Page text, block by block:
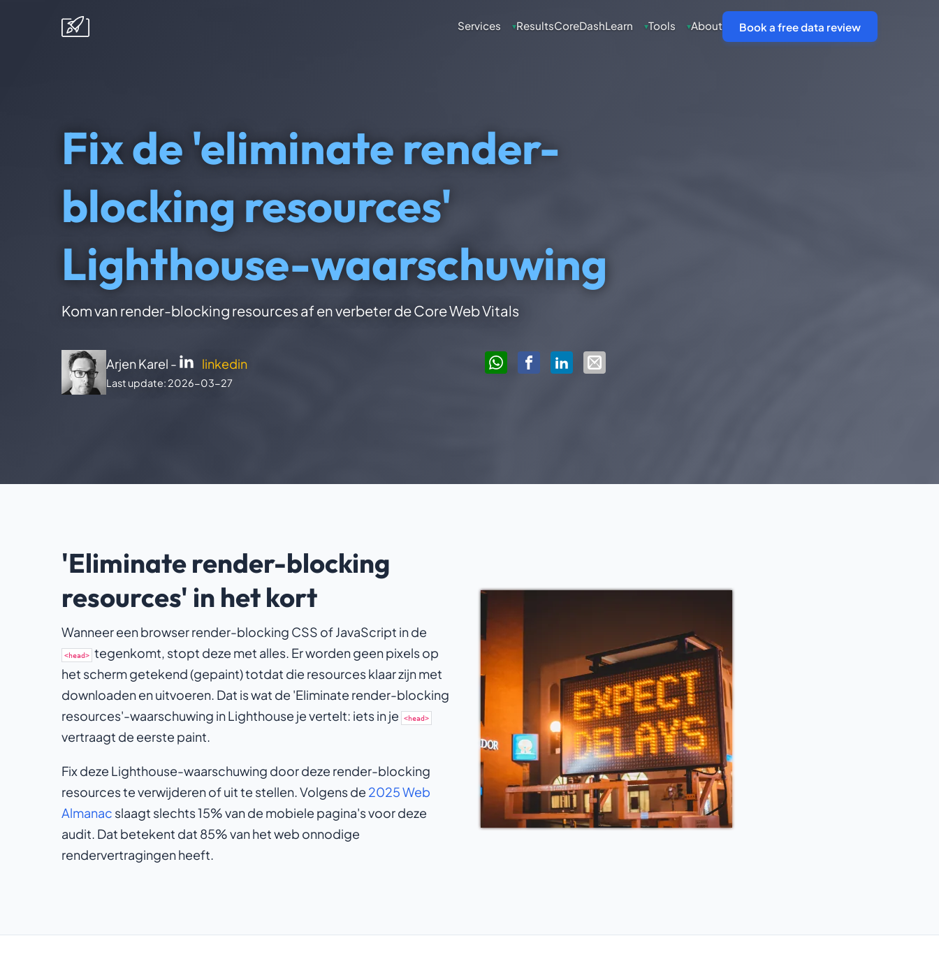
Services ▾ResultsCoreDashLearn ▾Tools ▾About Book a free data review
Fix de 'eliminate render-
blocking resources'
Lighthouse-waarschuwing
Kom van render-blocking resources af en verbeter de Core Web Vitals
Arjen Karel - linkedin
Last update: 2026-03-27
'Eliminate render-blocking
resources' in het kort
Wanneer een browser render-blocking CSS of JavaScript in de
<head> tegenkomt, stopt deze met alles. Er worden geen pixels op
het scherm getekend (gepaint) totdat die resources klaar zijn met
downloaden en uitvoeren. Dat is wat de 'Eliminate render-blocking
resources'-waarschuwing in Lighthouse je vertelt: iets in je
<head>
vertraagt de eerste paint.
Fix deze Lighthouse-waarschuwing door deze render-blocking
resources te verwijderen of uit te stellen. Volgens de 2025 Web
Almanac slaagt slechts 15% van de mobiele pagina's voor deze
audit. Dat betekent dat 85% van het web onnodige
rendervertragingen heeft.